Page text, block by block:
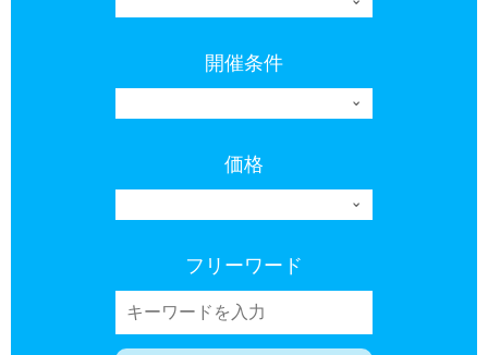
開催条件
価格
フリーワード